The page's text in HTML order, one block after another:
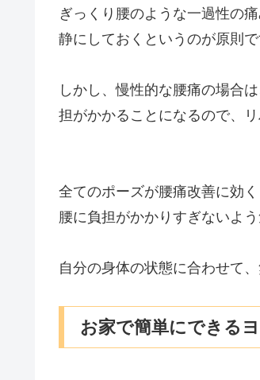
ぎっくり腰のような一過性の
静にしておくというのが原則で
しかし、慢性的な腰痛の場合
担がかかることになるので、
全てのポーズが腰痛改善に効
腰に負担がかかりすぎないよう
自分の身体の状態に合わせて
お家で簡単にできる